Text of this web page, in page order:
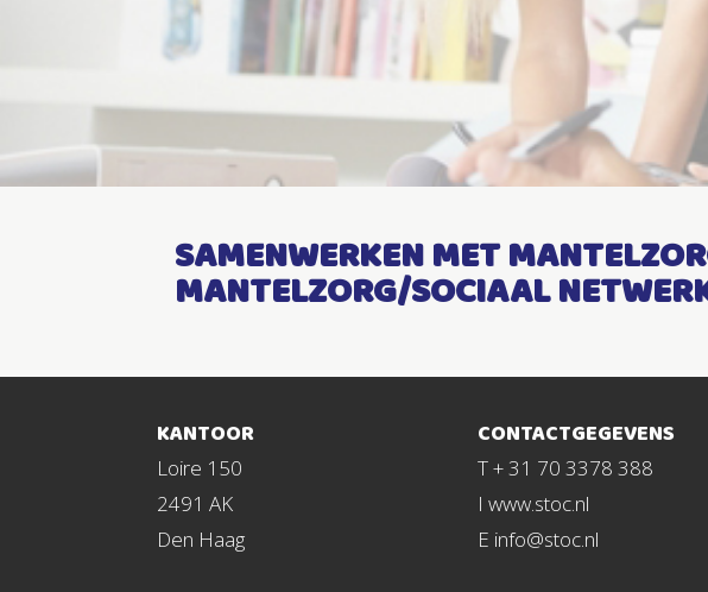
SAMENWERKEN MET
MANTELZORG/SOCIAAL
KANTOOR
Loire 150
2491 AK
Den Haag
CONTACTGEGEVENS
T + 31 70 3378 388
I www.stoc.nl
E info@stoc.nl